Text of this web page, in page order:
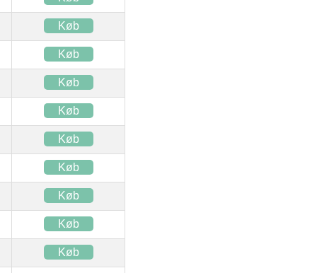
Køb
Køb
Køb
Køb
Køb
Køb
Køb
Køb
Køb